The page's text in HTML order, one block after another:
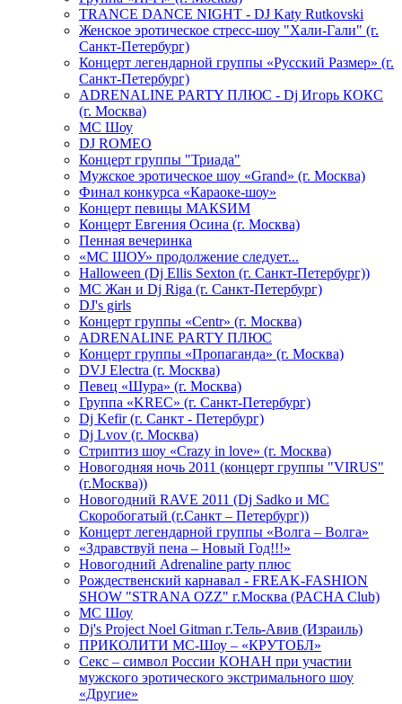
TRANCE DANCE NIGHT - DJ Katy Rutkovski
Женское эротическое стресс-шоу "Хали-Гали" (г.
Санкт-Петербург)
Концерт легендарной группы «Русский Размер» (г.
Санкт-Петербург)
ADRENALINE PARTY ПЛЮС - Dj Игорь КОКС
(г. Москва)
MC Шоу
DJ ROMEO
Концерт группы "Триада"
Мужское эротическое шоу «Grand» (г. Москва)
Финал конкурса «Караоке-шоу»
Концерт певицы МАКSИМ
Концерт Евгения Осина (г. Москва)
Пенная вечеринка
«МС ШОУ» продолжение следует...
Halloween (Dj Ellis Sexton (г. Санкт-Петербург))
МС Жан и Dj Riga (г. Санкт-Петербург)
DJ's girls
Концерт группы «Centr» (г. Москва)
ADRENALINE PARTY ПЛЮС
Концерт группы «Пропаганда» (г. Москва)
DVJ Electra (г. Москва)
Певец «Шура» (г. Москва)
Группа «KREC» (г. Санкт-Петербург)
Dj Kefir (г. Санкт - Петербург)
Dj Lvov (г. Москва)
Стриптиз шоу «Crazy in love» (г. Москва)
Новогодняя ночь 2011 (концерт группы "VIRUS"
(г.Москва))
Новогодний RAVE 2011 (Dj Sadko и MC
Скоробогатый (г.Санкт – Петербург))
Концерт легендарной группы «Волга – Волга»
«Здравствуй пена – Новый Год!!!»
Новогодний Adrenaline party плюс
Рождественский карнавал - FREAK-FASHION
SHOW "STRANA OZZ" г.Москва (PACHA Club)
MC Шоу
Dj's Project Noel Gitman г.Тель-Авив (Израиль)
ПРИКОЛИТИ МС-Шоу – «КРУТОБЛ»
Секс – символ России КОНАН при участии
мужского эротического экстримального шоу
«Другие»